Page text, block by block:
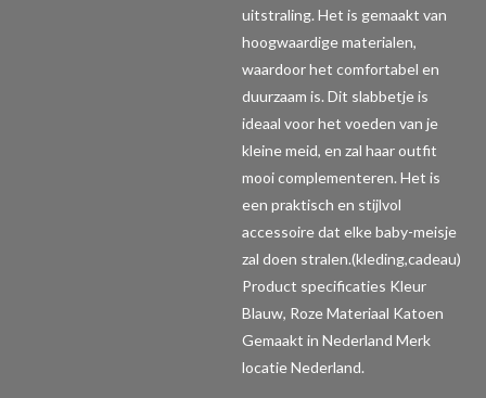
uitstraling. Het is gemaakt van
hoogwaardige materialen,
waardoor het comfortabel en
duurzaam is. Dit slabbetje is
ideaal voor het voeden van je
kleine meid, en zal haar outfit
mooi complementeren. Het is
een praktisch en stijlvol
accessoire dat elke baby-meisje
zal doen stralen.(kleding,cadeau)
Product specificaties Kleur
Blauw, Roze Materiaal Katoen
Gemaakt in Nederland Merk
locatie Nederland.